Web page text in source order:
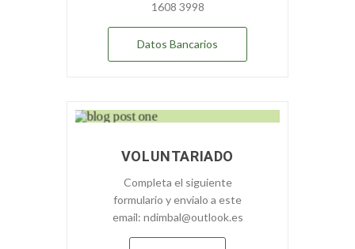
1608 3998
Datos Bancarios
VOLUNTARIADO
Completa el siguiente
formulario y envialo a este
email: ndimbal@outlook.es